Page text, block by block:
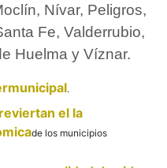
Nívar, Peligros,
Fe, Valderrubio,
Huelma y Víznar.
.
el la
de los municipios